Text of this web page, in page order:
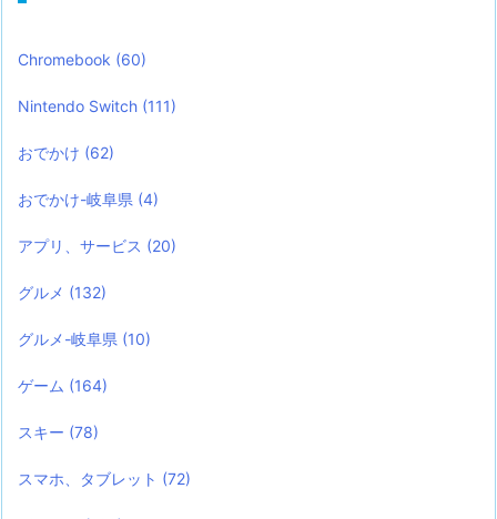
Chromebook (60)
Nintendo Switch (111)
おでかけ (62)
おでかけ-岐阜県 (4)
アプリ、サービス (20)
グルメ (132)
グルメ-岐阜県 (10)
ゲーム (164)
スキー (78)
スマホ、タブレット (72)